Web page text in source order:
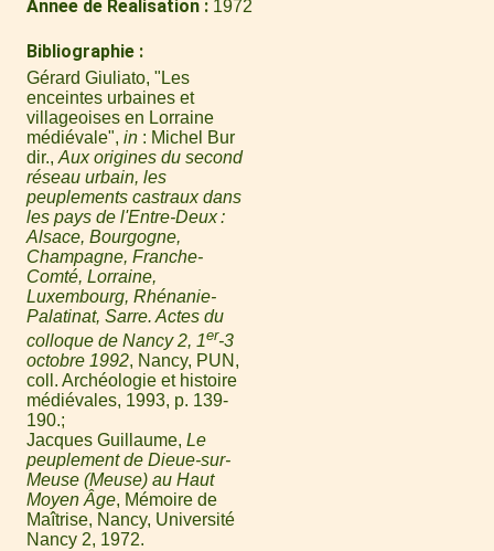
Annee de Realisation 1972
Bibliographie
Gérard Giuliato, "Les
enceintes urbaines et
villageoises en Lorraine
médiévale", in : Michel Bur
dir., Aux origines du second
réseau urbain, les
peuplements castraux dans
les pays de l'Entre-Deux :
Alsace, Bourgogne,
Champagne, Franche-
Comté, Lorraine,
Luxembourg, Rhénanie-
Palatinat, Sarre. Actes du
colloque de Nancy 2, 1er-3
octobre 1992, Nancy, PUN,
coll. Archéologie et histoire
médiévales, 1993, p. 139-
190.
Jacques Guillaume, Le
peuplement de Dieue-sur-
Meuse (Meuse) au Haut
Moyen Âge, Mémoire de
Maîtrise, Nancy, Université
Nancy 2, 1972.